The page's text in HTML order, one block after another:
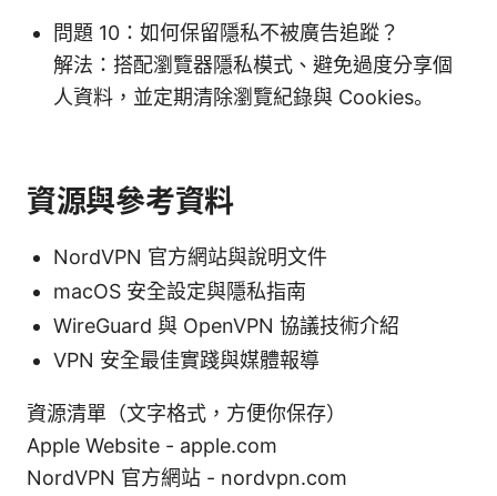
問題 10：如何保留隱私不被廣告追蹤？
解法：搭配瀏覽器隱私模式、避免過度分享個
人資料，並定期清除瀏覽紀錄與 Cookies。
資源與參考資料
NordVPN 官方網站與說明文件
macOS 安全設定與隱私指南
WireGuard 與 OpenVPN 協議技術介紹
VPN 安全最佳實踐與媒體報導
資源清單（文字格式，方便你保存）
Apple Website - apple.com
NordVPN 官方網站 - nordvpn.com